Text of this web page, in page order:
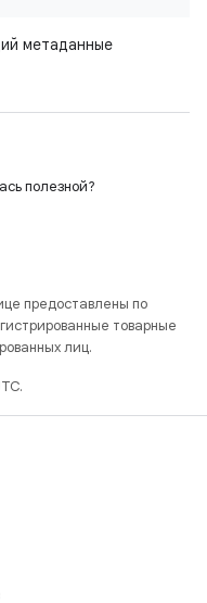
метаданные
полезной?
предоставлены по
товарные
лиц.